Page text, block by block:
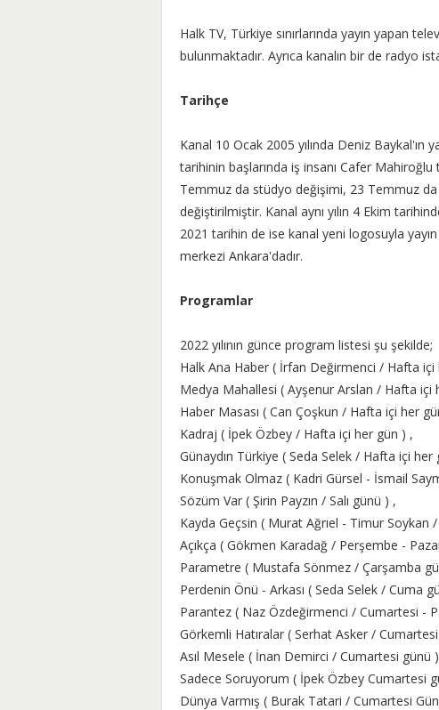
Halk TV, Türkiye sınırlarında yayın yapan
bulunmaktadır. Ayrıca kanalın bir de radyo
Tarihçe
Kanal 10 Ocak 2005 yılında Deniz Baykal'ın
tarihinin başlarında iş insanı Cafer Mahiroğlu
Temmuz da stüdyo değişimi, 23 Temmuz
değiştirilmiştir. Kanal aynı yılın 4 Ekim
2021 tarihin de ise kanal yeni logosuyla
merkezi Ankara'dadır.
Programlar
2022 yılının günce program listesi şu şekilde;
Halk Ana Haber ( İrfan Değirmenci / Hafta içi
Medya Mahallesi ( Ayşenur Arslan / Hafta içi
Haber Masası ( Can Çoşkun / Hafta içi her
Kadraj ( İpek Özbey / Hafta içi her gün ) ,
Günaydın Türkiye ( Seda Selek / Hafta içi her
Konuşmak Olmaz ( Kadri Gürsel - İsmail
Sözüm Var ( Şirin Payzın / Salı günü ) ,
Kayda Geçsin ( Murat Ağrıel - Timur Soykan /
Açıkça ( Gökmen Karadağ / Perşembe -
Parametre ( Mustafa Sönmez / Çarşamba
Perdenin Önü - Arkası ( Seda Selek / Cuma
Parantez ( Naz Özdeğirmenci / Cumartesi -
Görkemli Hatıralar ( Serhat Asker /
Asıl Mesele ( İnan Demirci / Cumartesi günü
Sadece Soruyorum ( İpek Özbey Cumartesi
Dünya Varmış ( Burak Tatari / Cumartesi